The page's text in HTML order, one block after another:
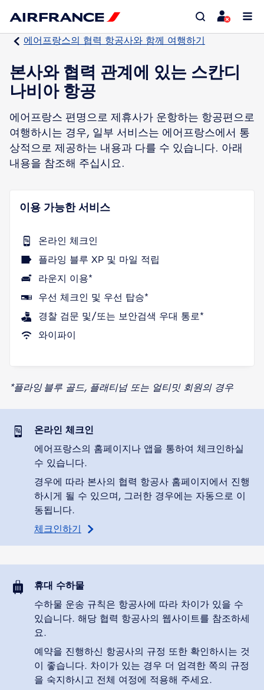
에어프랑스의 협력 항공사와 함께 여행하기
본사와 협력 관계에 있는 스칸디
나비아 항공
에어프랑스 편명으로 제휴사가 운항하는 항공편으로
여행하시는 경우, 일부 서비스는 에어프랑스에서 통
상적으로 제공하는 내용과 다를 수 있습니다. 아래
내용을 참조해 주십시요.
이용 가능한 서비스
온라인 체크인
플라잉 블루 XP 및 마일 적립
라운지 이용*
우선 체크인 및 우선 탑승*
경찰 검문 및/또는 보안검색 우대 통로*
와이파이
*플라잉 블루 골드, 플래티넘 또는 얼티밋 회원의 경우
온라인 체크인
에어프랑스의 홈페이지나 앱을 통하여 체크인하실
수 있습니다.
경우에 따라 본사의 협력 항공사 홈페이지에서 진행
하시게 될 수 있으며, 그러한 경우에는 자동으로 이
동됩니다.
체크인하기
휴대 수하물
수하물 운송 규칙은 항공사에 따라 차이가 있을 수
있습니다. 해당 협력 항공사의 웹사이트를 참조하세
요.
예약을 진행하신 항공사의 규정 또한 확인하시는 것
이 좋습니다. 차이가 있는 경우 더 엄격한 쪽의 규정
을 숙지하시고 전체 여정에 적용해 주세요.